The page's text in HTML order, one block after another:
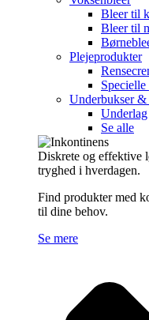
Bleer til
Bleer til
Plejeprodukter
Underbukser &
Underlag
Se alle
Diskrete og effektive
tryghed i hverdagen.
Find produkter med
til dine behov.
Se mere